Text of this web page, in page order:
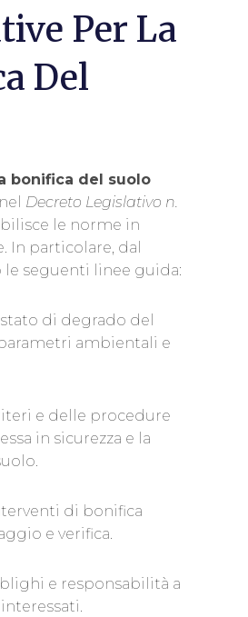
Per La
Del
bonifica del suolo
Decreto Legislativo n.
le norme in
In particolare, dal
seguenti linee guida:
di degrado del
ambientali e
e delle procedure
in sicurezza e la
di bonifica
e verifica.
e responsabilità a